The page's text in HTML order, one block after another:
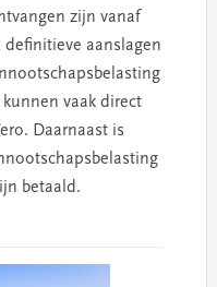
zijn vanaf
aanslagen
vaak direct
Daarnaast is
betaald.